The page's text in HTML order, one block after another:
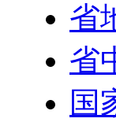
省
省
国